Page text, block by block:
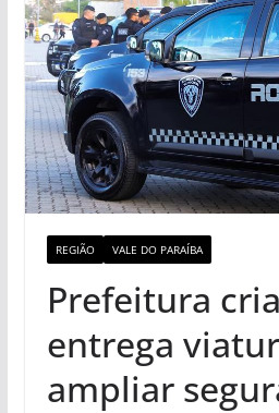
REGIÃO VALE DO PARAÍBA
Prefeitura
entrega
ampliar